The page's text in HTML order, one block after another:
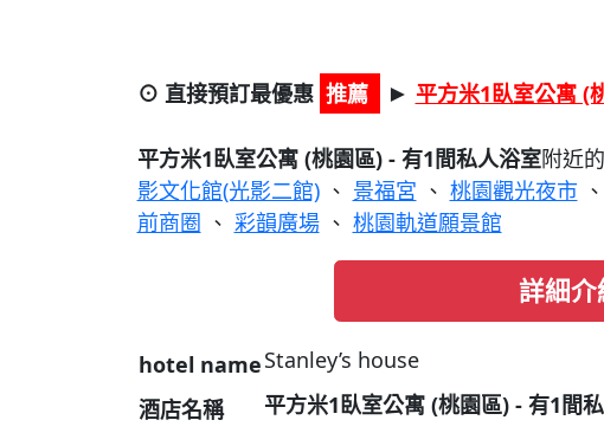
⊙ 直接預訂最優惠 推薦 ► 平方米1臥室公寓 (
平方米1臥室公寓 (桃園區) - 有1間私人浴室附近
影文化館(光影二館)、 景福宮 、 桃園觀光夜市、
前商圈 、 彩韻廣場、 桃園軌道願景館
詳細介
hotel nameStanley’s house
酒店名稱
平方米1臥室公寓 (桃園區) - 有1間